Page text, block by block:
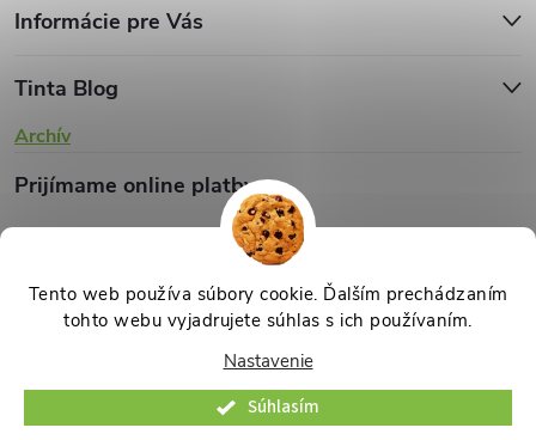
Tento web používa súbory cookie. Ďalším prechádzaním
tohto webu vyjadrujete súhlas s ich používaním.
Nastavenie
Súhlasím
Informácie pre Vás
Tinta Blog
Archív
Prijímame online platby
Vytvoril Shoptet
TINTA.sk . Všetky práva vyhradené.
cookies